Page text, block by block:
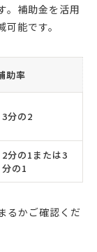
。補助金を活用
能です。
助率
3分の2
2分の1または3
分の1
るかご確認くだ